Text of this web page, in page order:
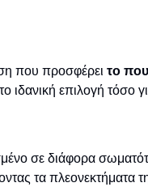
που προσφέρει το
ιδανική επιλογή
σε διάφορα
τα πλεονεκτήματα